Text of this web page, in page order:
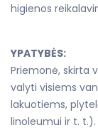
higienos
YPATYBĖS:
Priemonė, skirta
valyti visiems
lakuotiems,
linoleumui ir t.